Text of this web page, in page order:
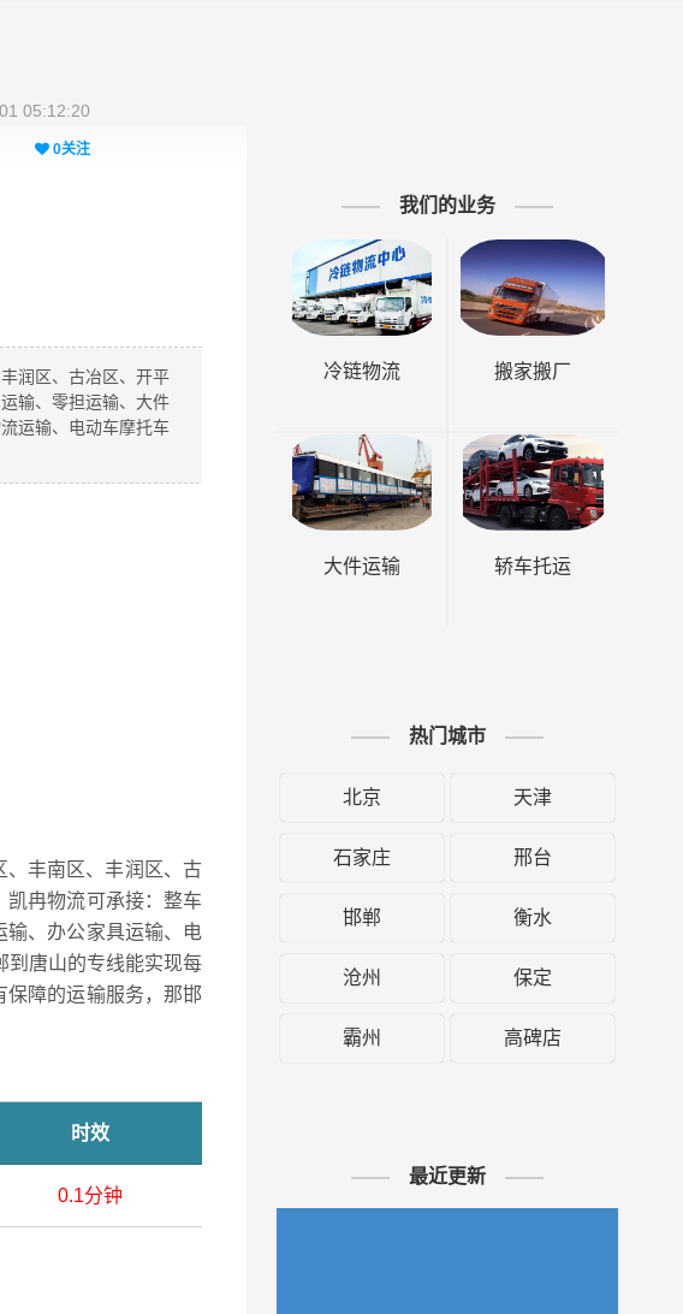
05:12:20
0关注
润区、古冶区、开平
输、零担运输、大件
运输、电动车摩托车
、丰南区、丰润区、古
凯冉物流可承接：整车
输、办公家具运输、电
到唐山的专线能实现每
保障的运输服务，那邯
时效
0.1分钟
我们的业务
冷链物流 搬家搬厂
大件运输 轿车托运
热门城市
北京 天津
石家庄 邢台
邯郸 衡水
沧州 保定
霸州 高碑店
最近更新